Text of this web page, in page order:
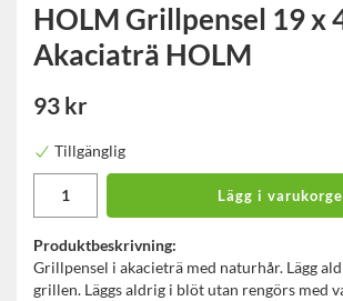
HOLM Grillpensel 19 x
Akaciaträ HOLM
93 kr
Tillgänglig
Lägg i
Produktbeskrivning:
Grillpensel i akacieträ med naturhår. Lägg
grillen. Läggs aldrig i blöt utan rengörs med